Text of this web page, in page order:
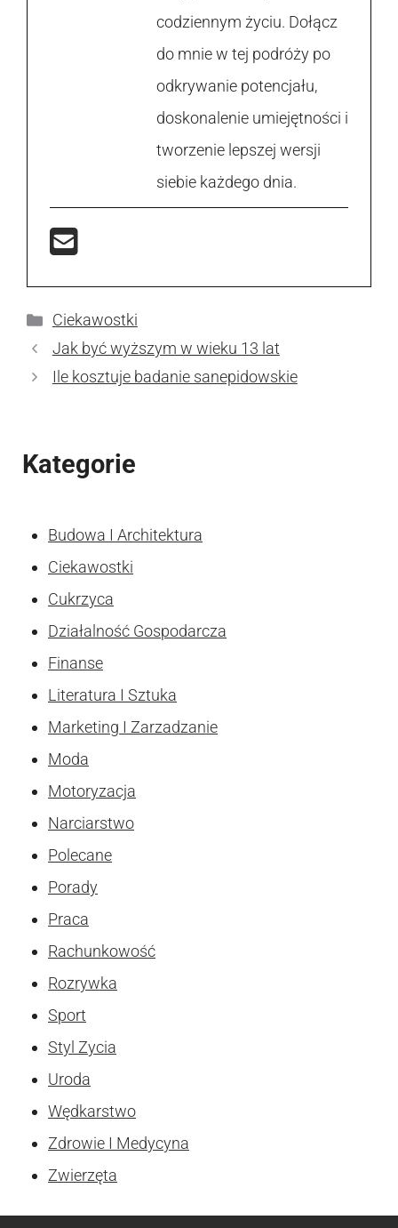
codziennym życiu. Dołącz
do mnie w tej podróży po
odkrywanie potencjału,
doskonalenie umiejętności i
tworzenie lepszej wersji
siebie każdego dnia.
Kategorie
Ciekawostki
Jak być wyższym w wieku 13 lat
Ile kosztuje badanie sanepidowskie
Kategorie
Budowa I Architektura
Ciekawostki
Cukrzyca
Działalność Gospodarcza
Finanse
Literatura I Sztuka
Marketing I Zarzadzanie
Moda
Motoryzacja
Narciarstwo
Polecane
Porady
Praca
Rachunkowość
Rozrywka
Sport
Styl Zycia
Uroda
Wędkarstwo
Zdrowie I Medycyna
Zwierzęta